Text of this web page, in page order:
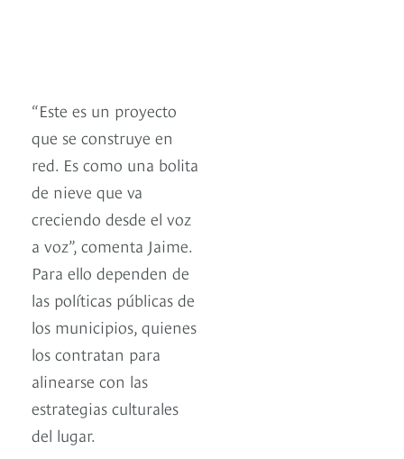
“Este es un proyecto
que se construye en
red. Es como una bolita
de nieve que va
creciendo desde el voz
a voz”, comenta Jaime.
Para ello dependen de
las políticas públicas de
los municipios, quienes
los contratan para
alinearse con las
estrategias culturales
del lugar.